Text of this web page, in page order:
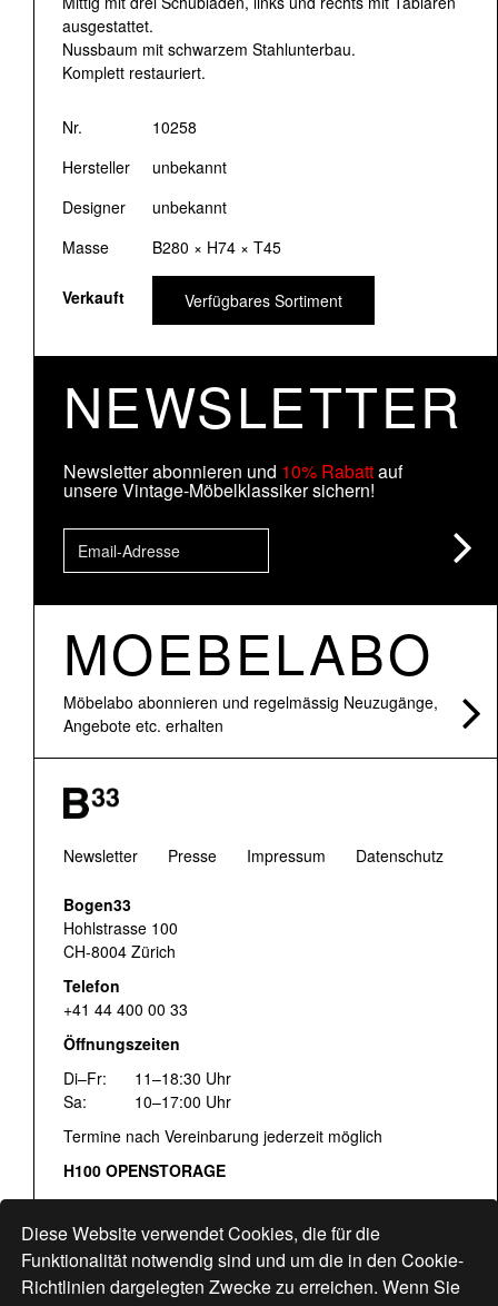
Diese Website verwendet Cookies, die für die
Funktionalität notwendig sind und um die in den Cookie-
Richtlinien dargelegten Zwecke zu erreichen. Wenn Sie
ausgestattet.
Nussbaum mit schwarzem Stahlunterbau.
Komplett restauriert.
Nr.
10258
Hersteller
unbekannt
Designer
unbekannt
Masse
B280 × H74 × T45
Verkauft Verfügbares Sortiment
NEWSLETTER
Newsletter abonnieren und 10% Rabattauf
unsere Vintage-Möbelklassiker sichern!
MOEBELABO
Möbelabo abonnieren und regelmässig Neuzugänge,
Angebote etc. erhalten
Newsletter Presse Impressum Datenschutz
Bogen33
Hohlstrasse 100
CH-8004 Zürich
Telefon
+41 44 400 00 33
Öffnungszeiten
Di–Fr:
11–18:30 Uhr
Sa:
10–17:00 Uhr
Termine nach Vereinbarung jederzeit möglich
H100 OPENSTORAGE
Fr:
16:00–18:30 Uhr
Sa: 12:00–17:00 Uhr
Hohlstrasse 122
www.bogen33.ch